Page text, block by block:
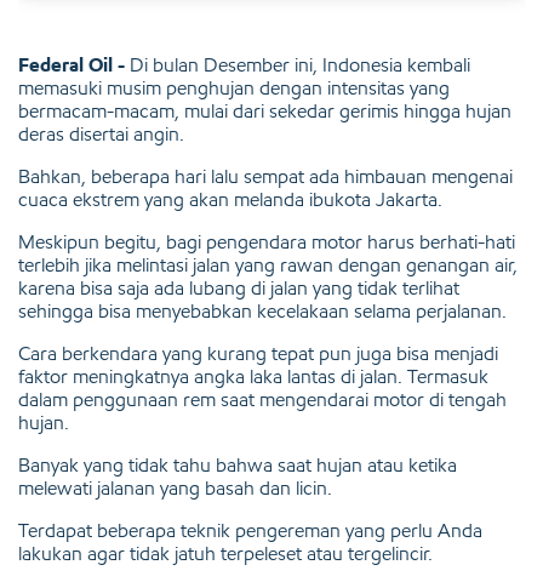
Federal Oil - Di bulan Desember ini, Indonesia kembali
memasuki musim penghujan dengan intensitas yang
bermacam-macam, mulai dari sekedar gerimis hingga hujan
deras disertai angin.
Bahkan, beberapa hari lalu sempat ada himbauan mengenai
cuaca ekstrem yang akan melanda ibukota Jakarta.
Meskipun begitu, bagi pengendara motor harus berhati-hati
terlebih jika melintasi jalan yang rawan dengan genangan air,
karena bisa saja ada lubang di jalan yang tidak terlihat
sehingga bisa menyebabkan kecelakaan selama perjalanan.
Cara berkendara yang kurang tepat pun juga bisa menjadi
faktor meningkatnya angka laka lantas di jalan. Termasuk
dalam penggunaan rem saat mengendarai motor di tengah
hujan.
Banyak yang tidak tahu bahwa saat hujan atau ketika
melewati jalanan yang basah dan licin.
Terdapat beberapa teknik pengereman yang perlu Anda
lakukan agar tidak jatuh terpeleset atau tergelincir.